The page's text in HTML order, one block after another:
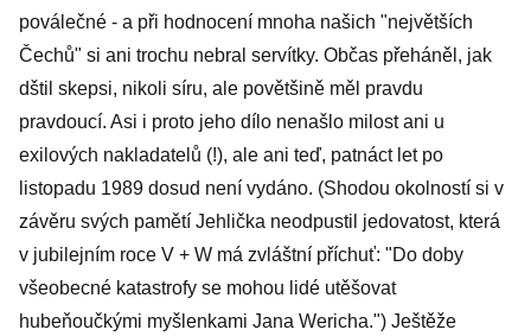
poválečné - a při hodnocení mnoha našich "největších
Čechů" si ani trochu nebral servítky. Občas přeháněl, jak
dštil skepsi, nikoli síru, ale povětšině měl pravdu
pravdoucí. Asi i proto jeho dílo nenašlo milost ani u
exilových nakladatelů (!), ale ani teď, patnáct let po
listopadu 1989 dosud není vydáno. (Shodou okolností si v
závěru svých pamětí Jehlička neodpustil jedovatost, která
v jubilejním roce V + W má zvláštní příchuť: "Do doby
všeobecné katastrofy se mohou lidé utěšovat
hubeňoučkými myšlenkami Jana Wericha.") Ještěže